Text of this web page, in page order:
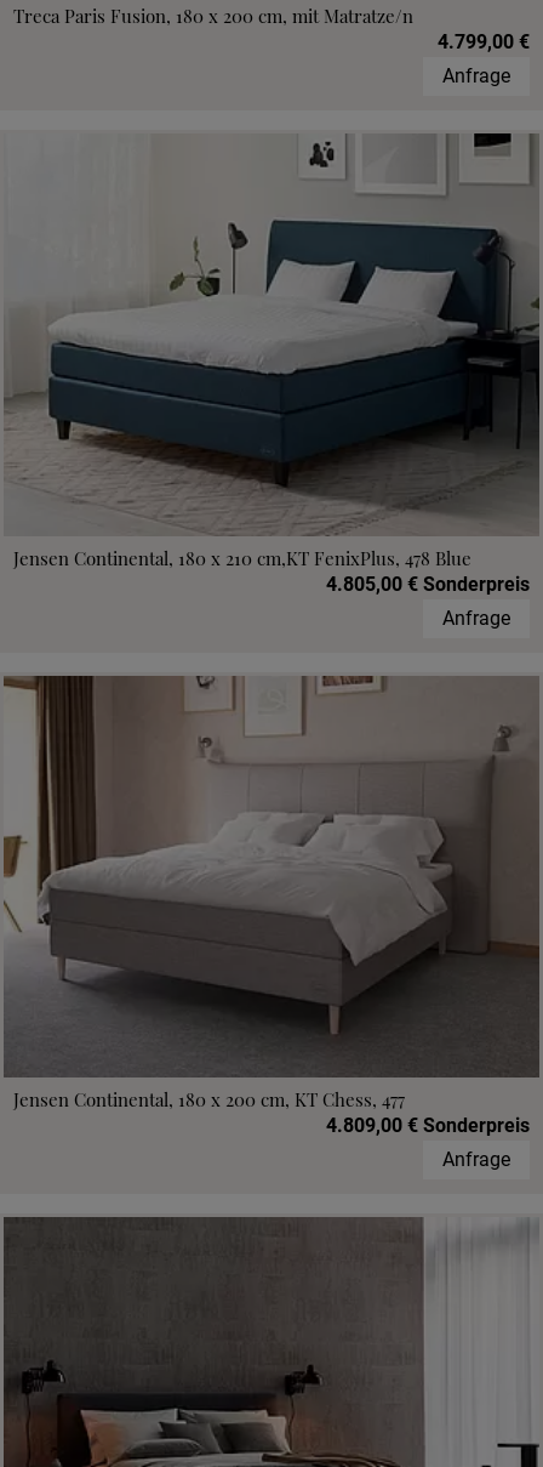
Treca Paris Fusion, 180 x 200 cm, mit Matratze/n
4.799,00 €
Anfrage
Jensen Continental, 180 x 210 cm,KT FenixPlus, 478 Blue
4.805,00 € Sonderpreis
Anfrage
Jensen Continental, 180 x 200 cm, KT Chess, 477
4.809,00 € Sonderpreis
Anfrage